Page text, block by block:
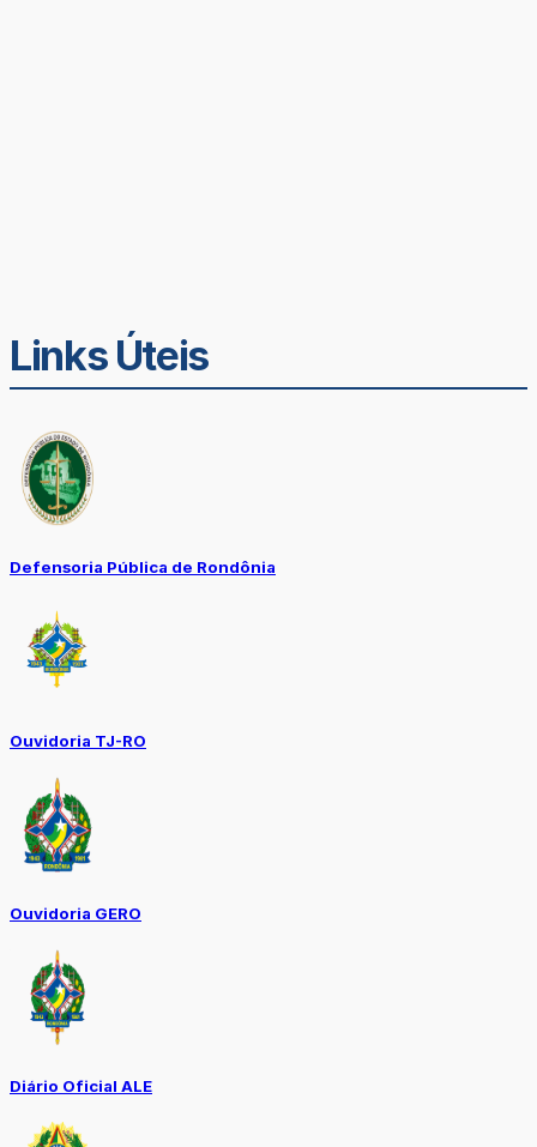
Links Úteis
Defensoria Pública de Rondônia
Ouvidoria TJ-RO
Ouvidoria GERO
Diário Oficial ALE